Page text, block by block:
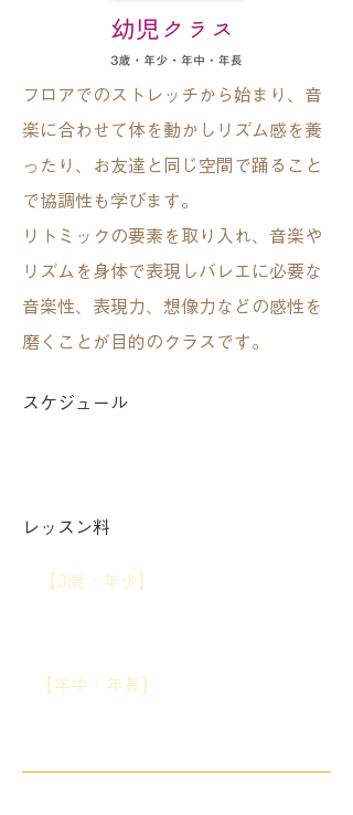
フロアでのストレッチから始まり、音
楽に合わせて体を動かしリズム感を養
ったり、お友達と同じ空間で踊ること
で協調性も学びます。
リトミックの要素を取り入れ、音楽や
リズムを身体で表現しバレエに必要な
音楽性、表現力、想像力などの感性を
磨くことが目的のクラスです。
スケジュール
レッスン料
【3歳・年少】
【年中・年長】